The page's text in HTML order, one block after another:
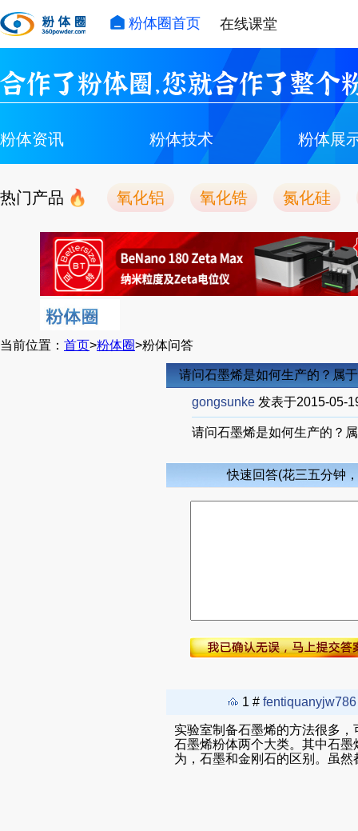
粉体圈首页 在线课堂
合作了粉体圈，您就合作了整个
粉体资讯 粉体技术 粉体展
热门产品 氧化铝 氧化锆 氮化硅
当前位置： 首页>粉体圈>粉体问答
请问石墨烯是如何生产的？属
gongsunke 发表于2015-05-
请问石墨烯是如何生产的？
快速回答(花三五分钟
1 # fentiquanyjw786
实验室制备石墨烯的方法很多
石墨烯粉体两个大类。其中石
为，石墨和金刚石的区别。虽